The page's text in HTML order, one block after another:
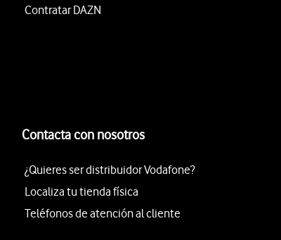
Contratar DAZN
Contacta con nosotros
¿Quieres ser distribuidor Vodafone?
Localiza tu tienda física
Teléfonos de atención al cliente